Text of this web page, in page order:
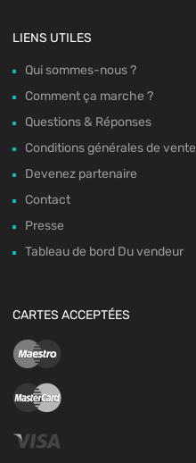
LIENS UTILES
Qui sommes-nous ?
Comment ça marche ?
Questions & Réponses
Conditions générales de vente
Devenez partenaire
Contact
Presse
Tableau de bord Du vendeur
CARTES ACCEPTÉES